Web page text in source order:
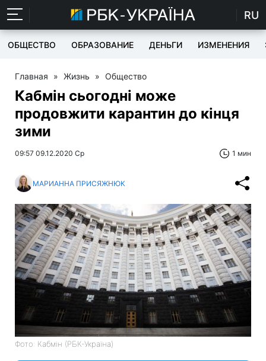
RU
ОБЩЕСТВО ОБРАЗОВАНИЕ ДЕНЬГИ ИЗМЕНЕНИЯ
Главная » Жизнь » Общество
Кабмін сьогодні може
продовжити карантин до кінця
зими
09:57 09.12.2020 Ср 1 мин
МАРИАННА ПРИСЯЖНЮК
Фото: Кабмін (РБК-Україна)